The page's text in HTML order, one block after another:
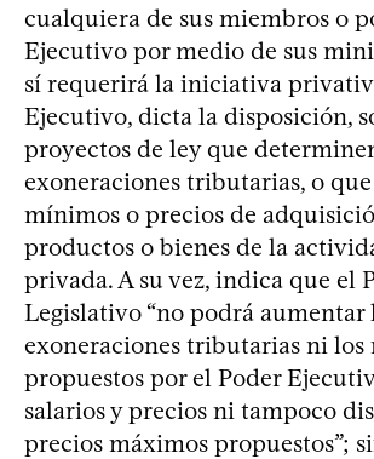
cualquiera de sus miembros o
Ejecutivo por medio de sus
sí requerirá la iniciativa
Ejecutivo, dicta la disposición,
proyectos de ley que
exoneraciones tributarias, o
mínimos o precios de
productos o bienes de la
privada. A su vez, indica que el
Legislativo “no podrá aumentar
exoneraciones tributarias ni los
propuestos por el Poder
salarios y precios ni tampoco
precios máximos propuestos”;